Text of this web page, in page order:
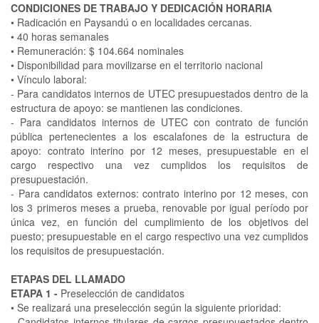
CONDICIONES DE TRABAJO Y DEDICACIÓN HORARIA
• Radicación en Paysandú o en localidades cercanas.
• 40 horas semanales
• Remuneración: $ 104.664 nominales
• Disponibilidad para movilizarse en el territorio nacional
• Vínculo laboral:
- Para candidatos internos de UTEC presupuestados dentro de la
estructura de apoyo: se mantienen las condiciones.
- Para candidatos internos de UTEC con contrato de función
pública pertenecientes a los escalafones de la estructura de
apoyo: contrato interino por 12 meses, presupuestable en el
cargo respectivo una vez cumplidos los requisitos de
presupuestación.
- Para candidatos externos: contrato interino por 12 meses, con
los 3 primeros meses a prueba, renovable por igual período por
única vez, en función del cumplimiento de los objetivos del
puesto; presupuestable en el cargo respectivo una vez cumplidos
los requisitos de presupuestación.
ETAPAS DEL LLAMADO
ETAPA 1 - Preselección de candidatos
• Se realizará una preselección según la siguiente prioridad: